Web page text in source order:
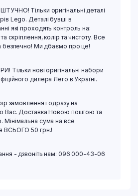
Тільки оригінальні деталі
Lego. Деталі бувші в
які проходять контроль на:
та скріплення, колір та чистоту. Все
безпечно! Ми дбаємо про це!
Тільки нові оригінальні набори
дилера Лего в Україні.
замовлення і одразу на
Вас. Доставка Новою поштою та
Мінімальна сума на все
ВСЬОГО 50 грн.!
- дзвоніть нам: 096 000-43-06